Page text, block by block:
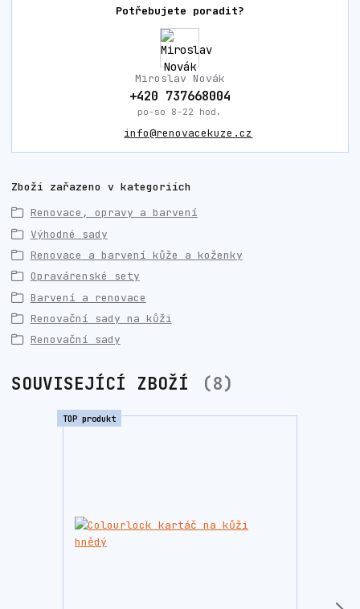
Potřebujete poradit?
Miroslav Novák
+420 737668004
po-so 8-22 hod.
info@renovacekuze.cz
Zboží zařazeno v kategoriích
Renovace, opravy a barvení
Výhodné sady
Renovace a barvení kůže a koženky
Opravárenské sety
Barvení a renovace
Renovační sady na kůži
Renovační sady
SOUVISEJÍCÍ ZBOŽÍ 8
TOP produkt